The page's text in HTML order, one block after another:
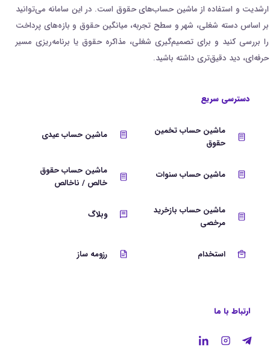
ارشدیت و استفاده از ماشین حساب‌های حقوق است. در این سامانه می‌توانید
بر اساس دسته شغلی، شهر و سطح تجربه، میانگین حقوق و بازه‌های پرداخت
را بررسی کنید و برای تصمیم‌گیری شغلی، مذاکره حقوق یا برنامه‌ریزی مسیر
حرفه‌ای، دید دقیق‌تری داشته باشید.
دسترسی سریع
ماشین حساب تخمین
حقوق
ماشین حساب عیدی
ماشین حساب سنوات
ماشین حساب حقوق
خالص / ناخالص
ماشین حساب بازخرید
مرخصی
وبلاگ
استخدام رزومه ساز
ارتباط با ما